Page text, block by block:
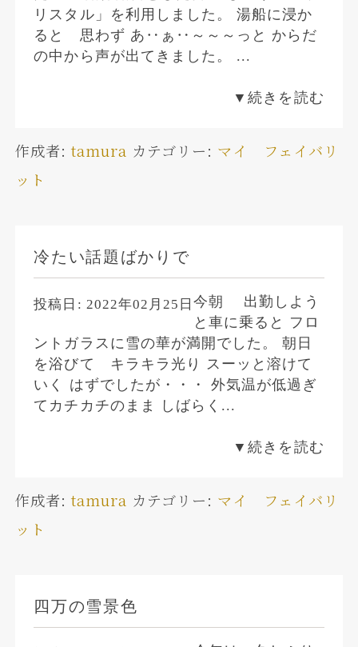
リスタル」を利用しました。 湯船に浸か
ると 思わず あ‥ぁ‥～～～っと からだ
の中から声が出てきました。 ...
▼続きを読む
作成者: tamura カテゴリー: マイ フェイバリ
ット
冷たい話題ばかりで
投稿日: 2022年02月25日今朝 出勤しよう
と車に乗ると フロ
ントガラスに雪の華が満開でした。 朝日
を浴びて キラキラ光り スーッと溶けて
いく はずでしたが・・・ 外気温が低過ぎ
てカチカチのまま しばらく...
▼続きを読む
作成者: tamura カテゴリー: マイ フェイバリ
ット
四万の雪景色